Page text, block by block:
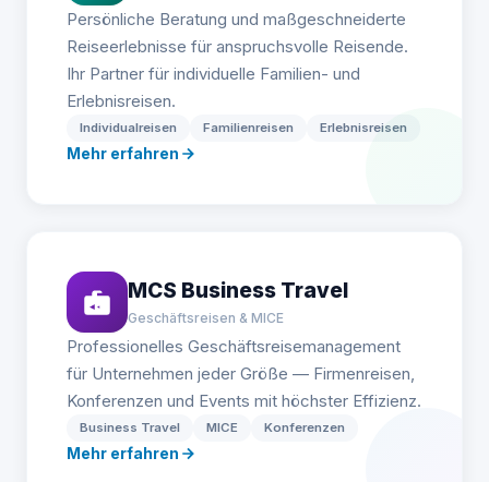
Persönliche Beratung und maßgeschneiderte
Reiseerlebnisse für anspruchsvolle Reisende.
Ihr Partner für individuelle Familien- und
Erlebnisreisen.
Individualreisen Familienreisen Erlebnisreisen
Mehr erfahren
MCS Business Travel
Geschäftsreisen & MICE
Professionelles Geschäftsreisemanagement
für Unternehmen jeder Größe — Firmenreisen,
Konferenzen und Events mit höchster Effizienz.
Business Travel MICE Konferenzen
Mehr erfahren